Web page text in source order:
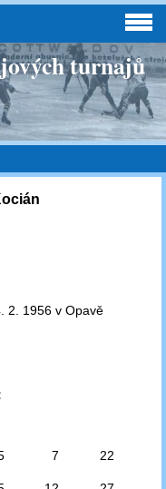
turnajů
2. 1956 v Opavě
7 22